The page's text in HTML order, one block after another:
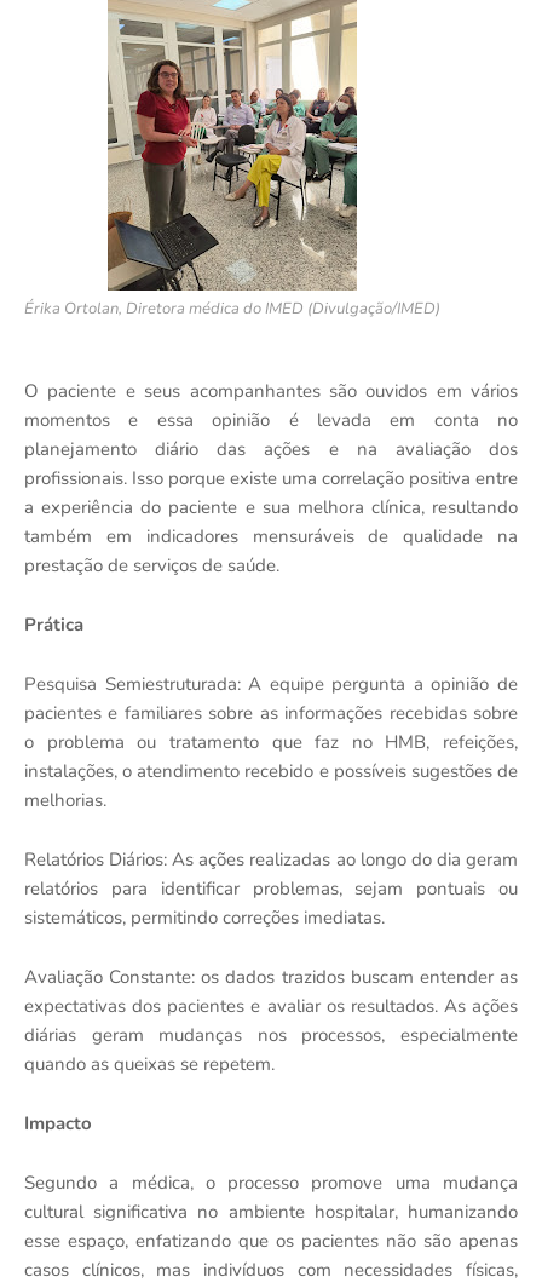
Érika Ortolan, Diretora médica do IMED (Divulgação/IMED)
O paciente e seus acompanhantes são ouvidos em vários
momentos e essa opinião é levada em conta no
planejamento diário das ações e na avaliação dos
profissionais. Isso porque existe uma correlação positiva entre
a experiência do paciente e sua melhora clínica, resultando
também em indicadores mensuráveis de qualidade na
prestação de serviços de saúde.
Prática
Pesquisa Semiestruturada: A equipe pergunta a opinião de
pacientes e familiares sobre as informações recebidas sobre
o problema ou tratamento que faz no HMB, refeições,
instalações, o atendimento recebido e possíveis sugestões de
melhorias.
Relatórios Diários: As ações realizadas ao longo do dia geram
relatórios para identificar problemas, sejam pontuais ou
sistemáticos, permitindo correções imediatas.
Avaliação Constante: os dados trazidos buscam entender as
expectativas dos pacientes e avaliar os resultados. As ações
diárias geram mudanças nos processos, especialmente
quando as queixas se repetem.
Impacto
Segundo a médica, o processo promove uma mudança
cultural significativa no ambiente hospitalar, humanizando
esse espaço, enfatizando que os pacientes não são apenas
casos clínicos, mas indivíduos com necessidades físicas,